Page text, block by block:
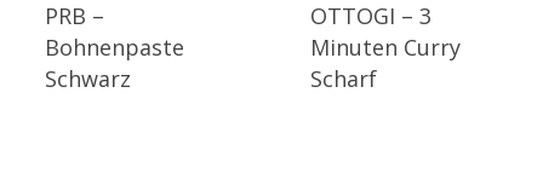
PRB –
Bohnenpaste
Schwarz
OTTOGI – 3
Minuten Curry
Scharf